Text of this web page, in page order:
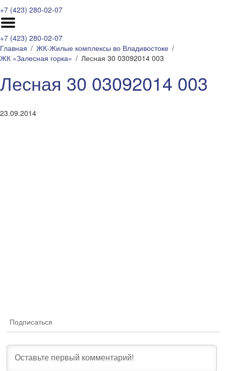
+7 (423) 280-02-07
+7 (423) 280-02-07
Главная
ЖК-Жилые комплексы во Владивостоке
ЖК «Залесная горка»
Лесная 30 03092014 003
Лесная 30 03092014 003
23.09.2014
Подписаться